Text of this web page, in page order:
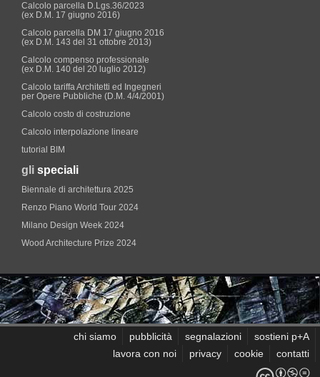
Calcolo parcella D.Lgs.36/2023
(ex D.M. 17 giugno 2016)
Calcolo parcella DM 17 giugno 2016
(ex D.M. 143 del 31 ottobre 2013)
Calcolo compenso professionale
(ex D.M. 140 del 20 luglio 2012)
Calcolo tariffa Architetti ed Ingegneri
per Opere Pubbliche (D.M. 4/4/2001)
Calcolo costo di costruzione
Calcolo interpolazione lineare
tutorial BIM
gli speciali
Biennale di architettura 2025
Renzo Piano World Tour 2024
Milano Design Week 2024
Wood Architecture Prize 2024
chi siamo pubblicità segnalazioni
sostieni p+A
lavora con noi
privacy cookie contatti